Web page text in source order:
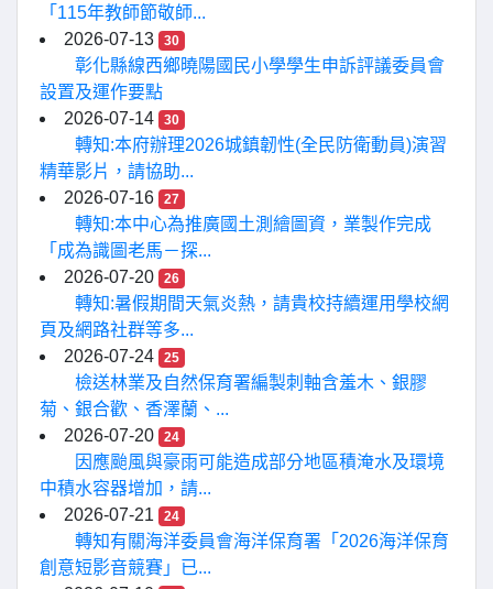
「115年教師節敬師...
2026-07-13
30
彰化縣線西鄉曉陽國民小學學生申訴評議委員會
設置及運作要點
2026-07-14
30
轉知:本府辦理2026城鎮韌性(全民防衛動員)演習
精華影片，請協助...
2026-07-16
27
轉知:本中心為推廣國土測繪圖資，業製作完成
「成為識圖老馬－探...
2026-07-20
26
轉知:暑假期間天氣炎熱，請貴校持續運用學校網
頁及網路社群等多...
2026-07-24
25
檢送林業及自然保育署編製刺軸含羞木、銀膠
菊、銀合歡、香澤蘭、...
2026-07-20
24
因應颱風與豪雨可能造成部分地區積淹水及環境
中積水容器增加，請...
2026-07-21
24
轉知有關海洋委員會海洋保育署「2026海洋保育
創意短影音競賽」已...